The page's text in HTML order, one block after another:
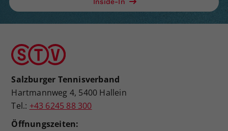
Inside-In
Salzburger Tennisverband
Hartmannweg 4, 5400 Hallein
Tel.: +43 6245 88 300
Öffnungszeiten: